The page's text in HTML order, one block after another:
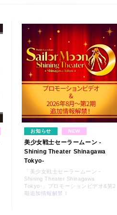
お知らせ NEW
美少女戦士セーラームーン -
Shining Theater Shinagawa
Tokyo-
「美少女戦士セーラームーン -
Shining Theater Shinagawa
Tokyo-」プロモーションビデオ&第2
期追加情報解禁！